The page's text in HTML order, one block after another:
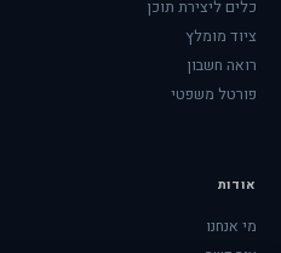
כלים ליצירת תוכן
ציוד מומלץ
רואה חשבון
פורטל משפטי
אודות
מי אנחנו